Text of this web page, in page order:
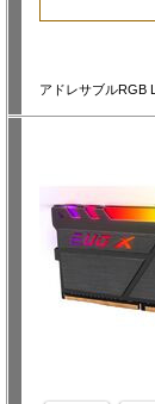
アドレサブルRGB